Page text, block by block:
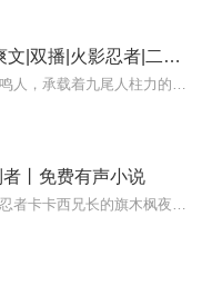
诸天黑化从火影开始|爽文|双播|火影忍者|二次元|穿越动漫
丨免费有声小说